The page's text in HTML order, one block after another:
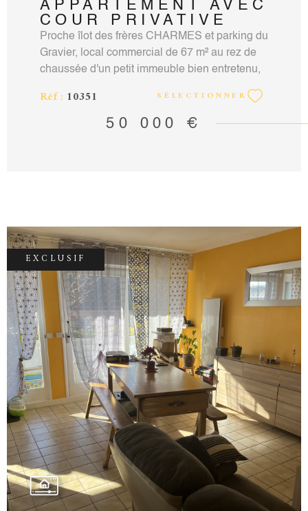
APPARTEMENT AVEC
COUR PRIVATIVE
Proche îlot des frères CHARMES et parking du
Gravier, local commercial de 67 m² au rez de
chaussée d'un petit immeuble bien entretenu,
appartement. Une pièce principale de 24 m²
sur rue qui pourrait devenir un agréable séjour,
buanderie qui peut communiquer avec une
pièce au 1er étage à rénover entièrement pour
en faire une 2ème belle chambre. Chauffage
individuel électrique (radiateurs récents),
installation électrique récente, menuiserie et
porte d'entrée en double vitrage aluminium
côté rue. Local sécurisé par un rideau
mettalique manuel. Petite copropriété avec
toiture principale récente, communs bien
entretenus, faibles charges. Une belle
opportunité d'aménager un appartement
unique, avec un extérieur, que ce soit pour une
résidence principale, un pied à terre ou un
investissement locatif. Peut également
convenir à des personnes à mobilité réduite.
Réf : 10351 SÉLECTIONNER
50 000 €
EXCLUSIF
VOIR LE BIEN